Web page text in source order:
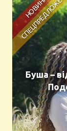
Буша –